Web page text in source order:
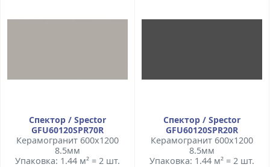
Спектор / Spector
GFU60120SPR70R
Керамогранит 600x1200
8.5мм
Упаковка: 1.44 м² = 2 шт.
Спектор / Spector
GFU60120SPR20R
Керамогранит 600x1200
8.5мм
Упаковка: 1.44 м² = 2 шт.